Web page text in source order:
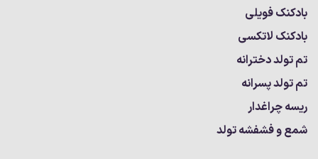
بادکنک فویلی
بادکنک لاتکسی
تم تولد دخترانه
تم تولد پسرانه
ریسه چراغدار
شمع و فشفشه تولد